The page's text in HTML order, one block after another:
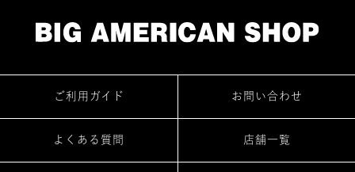
ご利用ガイド お問い合わせ
よくある質問 店舗一覧